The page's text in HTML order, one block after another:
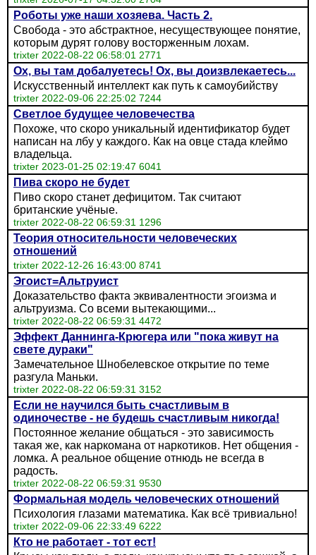
Роботы уже наши хозяева. Часть 2.
Свобода - это абстрактное, несуществующее понятие,
которым дурят голову восторженным лохам.
trixter 2022-08-22 06:58:01 2771
Ох, вы там добалуетесь! Ох, вы доизвлекаетесь...
Искусственный интеллект как путь к самоубийству
trixter 2022-09-06 22:25:02 7244
Светлое будущее человечества
Похоже, что скоро уникальный идентификатор будет
написан на лбу у каждого. Как на овце стада клеймо
владельца.
trixter 2023-01-25 02:19:47 6041
Пива скоро не будет
Пиво скоро станет дефицитом. Так считают
британские учёные.
trixter 2022-08-22 06:59:31 1296
Теория относительности человеческих
отношений
trixter 2022-12-26 16:43:00 8741
Эгоист=Альтруист
Доказательство факта эквивалентности эгоизма и
альтруизма. Со всеми вытекающими...
trixter 2022-08-22 06:59:31 4472
Эффект Даннинга-Крюгера или "пока живут на
свете дураки"
Замечательное Шнобелевское открытие по теме
разгула Маньки.
trixter 2022-08-22 06:59:31 3152
Если не научился быть счастливым в
одиночестве - не будешь счастливым никогда!
Постоянное желание общаться - это зависимость
такая же, как наркомана от наркотиков. Нет общения -
ломка. А реальное общение отнюдь не всегда в
радость.
trixter 2022-08-22 06:59:31 9530
Формальная модель человеческих отношений
Психология глазами математика. Как всё тривиально!
trixter 2022-09-06 22:33:49 6222
Кто не работает - тот ест!